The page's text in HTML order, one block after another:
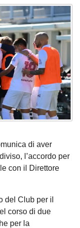
di aver
l’accordo per
con il Direttore
del Club per il
corso di due
per la